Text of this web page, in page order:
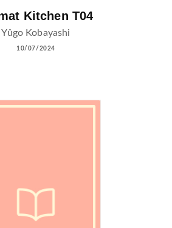
Kitchen T04
Yûgo Kobayashi
10/07/2024